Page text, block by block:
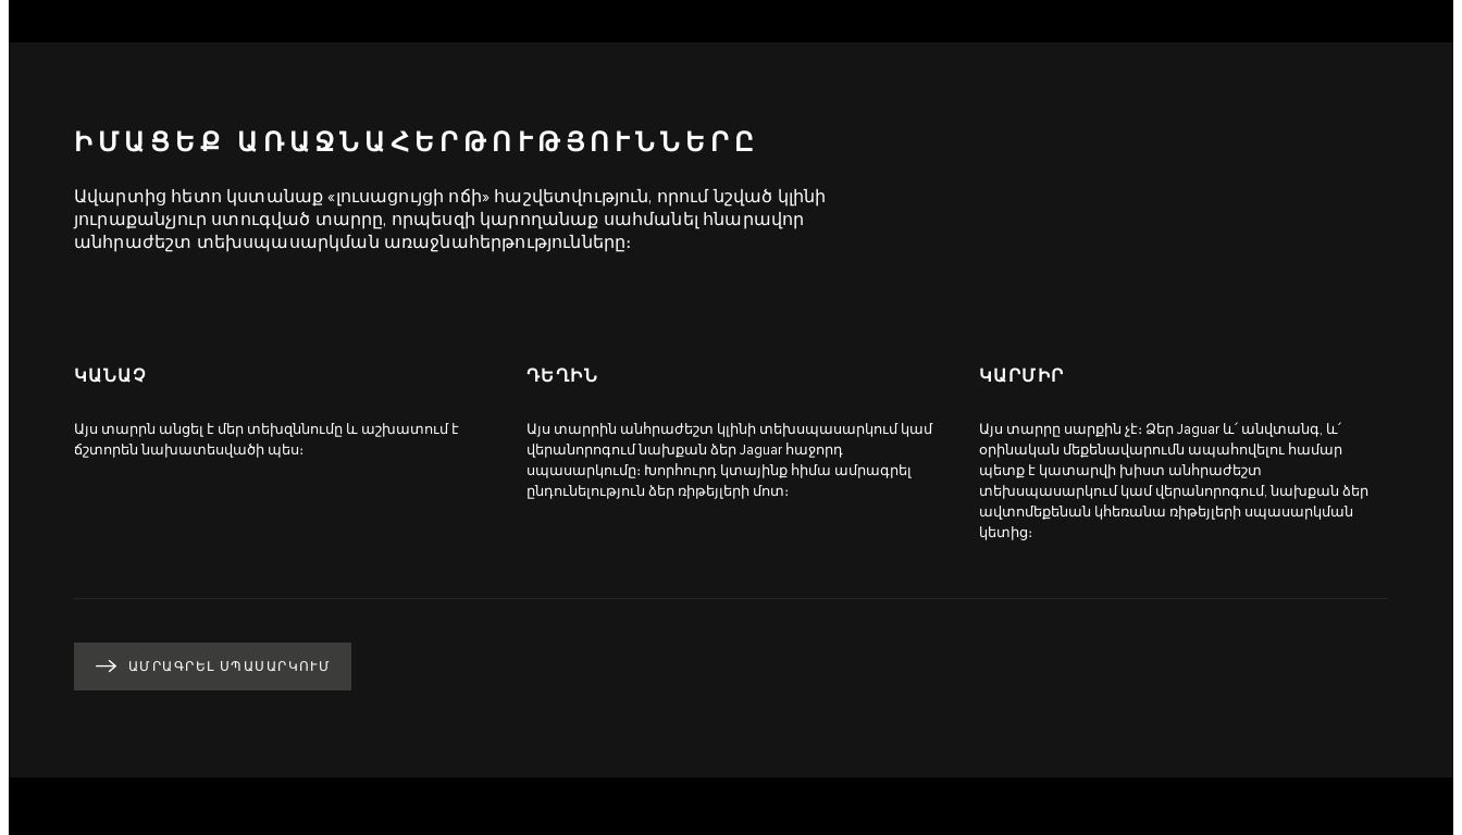
ԻՄԱՑԵՔ ԱՌԱՋՆԱՀԵՐԹՈՒԹՅՈՒՆՆԵՐԸ
Ավարտից հետո կստանաք «լուսացույցի ոճի» հաշվետվություն, որում նշված կլինի
յուրաքանչյուր ստուգված տարրը, որպեսզի կարողանաք սահմանել հնարավոր
անհրաժեշտ տեխսպասարկման առաջնահերթությունները։
ԿԱՆԱՉ
Այս տարրն անցել է մեր տեխզննումը և աշխատում է
ճշտորեն նախատեսվածի պես։
ԴԵՂԻՆ
Այս տարրին անհրաժեշտ կլինի տեխսպասարկում կամ
վերանորոգում նախքան ձեր Jaguar հաջորդ
սպասարկումը։ Խորհուրդ կտայինք հիմա ամրագրել
ընդունելություն ձեր ռիթեյլերի մոտ։
ԿԱՐՄԻՐ
Այս տարրը սարքին չէ։ Ձեր Jaguar և՛ անվտանգ, և՛
օրինական մեքենավարումն ապահովելու համար
պետք է կատարվի խիստ անհրաժեշտ
տեխսպասարկում կամ վերանորոգում, նախքան ձեր
ավտոմեքենան կհեռանա ռիթեյլերի սպասարկման
կետից։
ԱՄՐԱԳՐԵԼ ՍՊԱՍԱՐԿՈՒՄ